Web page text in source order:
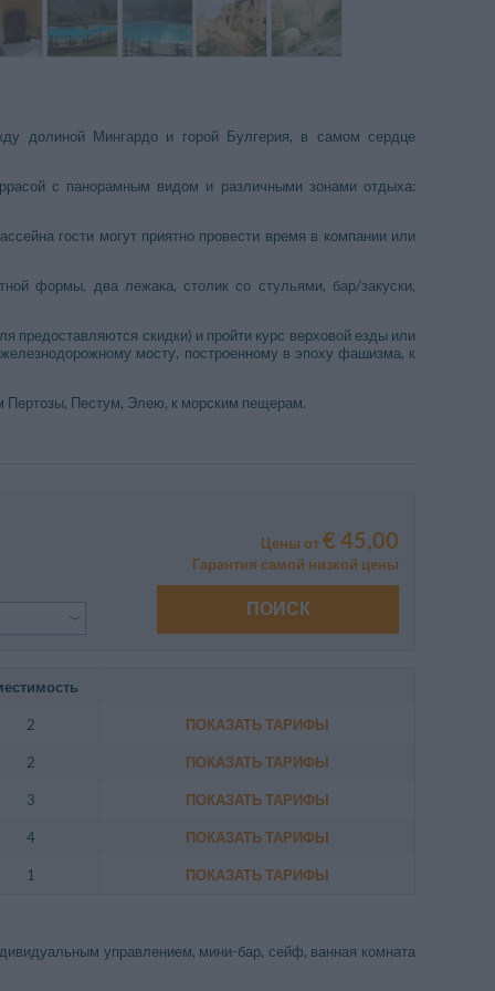
долиной Мингардо и горой Булгерия, в самом сердце
с панорамным видом и различными зонами отдыха:
гости могут приятно провести время в компании или
формы, два лежака, столик со стульями, бар/закуски,
предоставляются скидки) и пройти курс верховой езды или
мосту, построенному в эпоху фашизма, к
Пертозы, Пестум, Элею, к морским пещерам.
Цены от€ 45,00
Гарантия самой низкой цены
ПОИСК
2 ПОКАЗАТЬ ТАРИФЫ
2 ПОКАЗАТЬ ТАРИФЫ
3 ПОКАЗАТЬ ТАРИФЫ
4 ПОКАЗАТЬ ТАРИФЫ
1 ПОКАЗАТЬ ТАРИФЫ
управлением, мини-бар, сейф, ванная комната